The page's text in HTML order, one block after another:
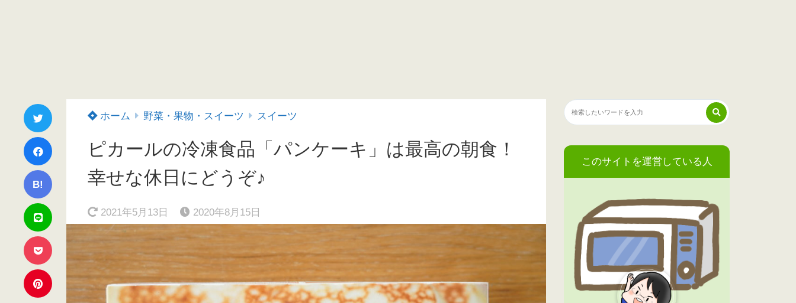
B!
ホーム 野菜・果物・スイーツ スイーツ
ピカールの冷凍食品「パンケーキ」は最高の朝食！
幸せな休日にどうぞ♪
2021年5月13日 2020年8月15日
このサイトを運営している人